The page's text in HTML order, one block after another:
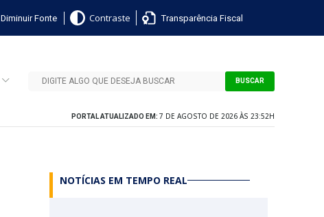
Diminuir Fonte Contraste Transparência Fiscal
BUSCAR
PORTAL ATUALIZADO EM: 7 DE AGOSTO DE 2026 ÀS 23:52H
NOTÍCIAS EM TEMPO REAL